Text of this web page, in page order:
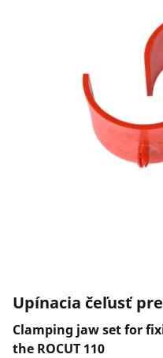
Vyhľadávanie predajcov
Spoločnosť a kariéra
Upínacia čeľusť pre
Clamping jaw set for
the ROCUT 110